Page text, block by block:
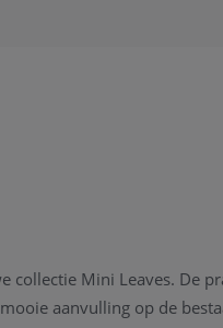
collectie Mini Leaves. De
aanvulling op de